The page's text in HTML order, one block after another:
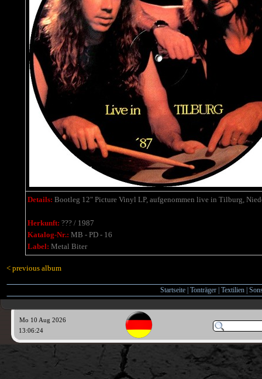
Details: Bootleg 12" Picture Vinyl LP, aufgenommen live in Tilburg,
Herkunft: ??? / 1987
Katalog-Nr.: MB - PD - 16
Label: Metal Biter
< previous album
Startseite Tonträger Textilien
Mo 10 Aug 2026
13:06:25